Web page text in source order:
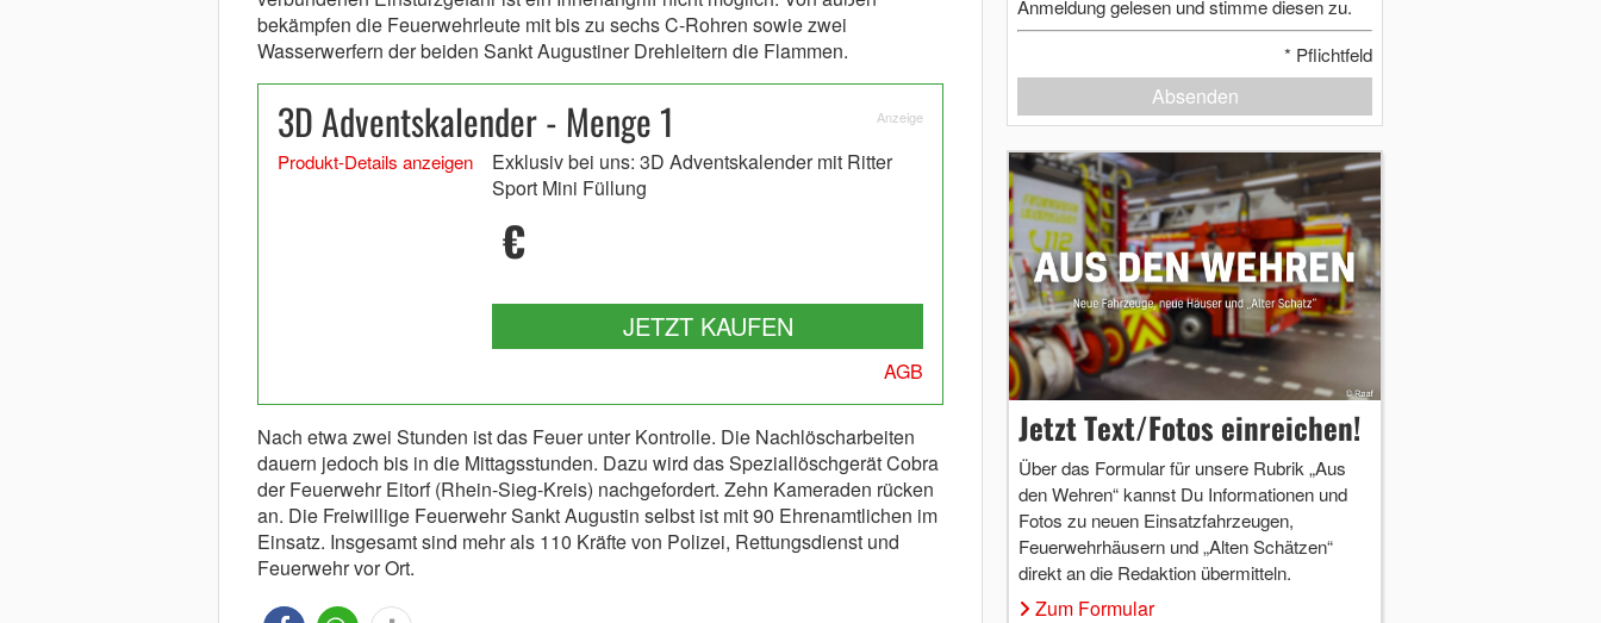
bekämpfen die Feuerwehrleute mit bis zu sechs C-Rohren sowie zwei
Wasserwerfern der beiden Sankt Augustiner Drehleitern die Flammen.
3D Adventskalender - Menge 1 Anzeige
Produkt-Details anzeigen
Exklusiv bei uns: 3D Adventskalender mit Ritter
Sport Mini Füllung
€
JETZT KAUFEN
AGB
Nach etwa zwei Stunden ist das Feuer unter Kontrolle. Die Nachlöscharbeiten
dauern jedoch bis in die Mittagsstunden. Dazu wird das Speziallöschgerät Cobra
der Feuerwehr Eitorf (Rhein-Sieg-Kreis) nachgefordert. Zehn Kameraden rücken
an. Die Freiwillige Feuerwehr Sankt Augustin selbst ist mit 90 Ehrenamtlichen im
Einsatz. Insgesamt sind mehr als 110 Kräfte von Polizei, Rettungsdienst und
Feuerwehr vor Ort.
Anmeldung gelesen und stimme diesen zu.
* Pflichtfeld
Absenden
Jetzt Text/Fotos einreichen!
Über das Formular für unsere Rubrik „Aus
den Wehren“ kannst Du Informationen und
Fotos zu neuen Einsatzfahrzeugen,
Feuerwehrhäusern und „Alten Schätzen“
direkt an die Redaktion übermitteln.
Zum Formular